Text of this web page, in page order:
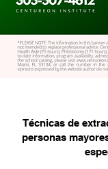
Técnicas de
personas